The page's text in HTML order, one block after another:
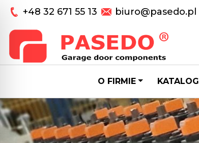
+48 32 671 55 13 biuro@pasedo.pl
O FIRMIE KATALOG